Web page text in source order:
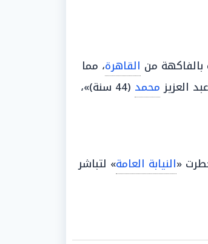
بالفاكهة من القاهرة، مما
العزيزمحمد
(44 سنة)»،
«النيابة العامة» لتباشر